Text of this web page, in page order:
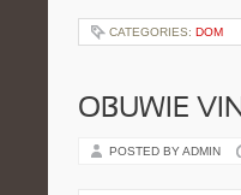
CATEGORIES: DOM
OBUWIE
POSTED BY ADMIN